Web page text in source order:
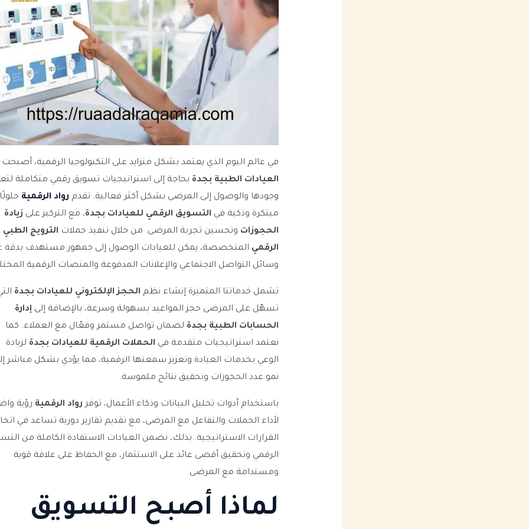
في عالم اليوم الذي يعتمد بشكل متزايد على التكنولوجيا الرقمية، أصبحت
العيادات الطبية بجدة بحاجة إلى استراتيجيات تسويق رقمي متكاملة
وجودها والوصول إلى المرضى بشكل أكثر فعالية. تقدم رواد الرقمية حلولًا
مبتكرة وذكية في التسويق الرقمي للعيادات بجدة، مع التركيز على زيادة
الحجوزات وتحسين تجربة المرضى. من خلال تنفيذ حملات الترويج الطبي
الرقمي المتخصصة، يمكن للعيادات الوصول إلى جمهور مستهدف بدقة
وسائل التواصل الاجتماعي والإعلانات المدفوعة والمنصات الرقمية
تشمل خدماتنا المتميزة إنشاء نظم الحجز الإلكتروني للعيادات بجدة
تسهّل على المرضى حجز المواعيد بسهولة وسرعة، بالإضافة إلى إدارة
الحسابات الطبية بجدة لضمان تواصل مستمر وفعّال مع العملاء. كما
نعتمد استراتيجيات متقدمة في الحملات الرقمية للعيادات بجدة لزيادة
الوعي بخدمات العيادة وتعزيز سمعتها الرقمية، مما يؤدي بشكل مباشر
نمو عدد الحجوزات وتحقيق نتائج ملموسة.
باستخدام أدوات تحليل البيانات وذكاء الأعمال، توفر رواد الرقمية رؤية
لأداء الحملات والتفاعل مع المرضى، مع تقديم تقارير دورية تساعد في
القرارات الاستراتيجية. بذلك، تضمن العيادات الاستفادة الكاملة من
الرقمي وتحقيق أقصى عائد على الاستثمار، مع الحفاظ على علاقة قوية
ومستدامة مع المرضى.
لماذا أصبح التسويق